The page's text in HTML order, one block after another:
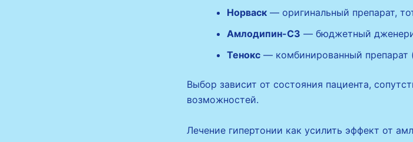
Норваск — оригинальный препарат,
Амлодипин-СЗ — бюджетный
Тенокс — комбинированный препарат
Выбор зависит от состояния пациента,
возможностей.
Лечение гипертонии как усилить эффект от